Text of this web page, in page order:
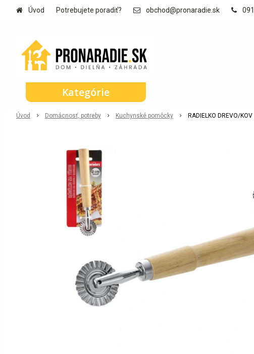
Úvod Potrebujete poradiť? obchod@pronaradie.sk
Úvod Domácnosť, potreby Kuchynské pomôcky RADIELKO DREVO/KOV
Kategórie